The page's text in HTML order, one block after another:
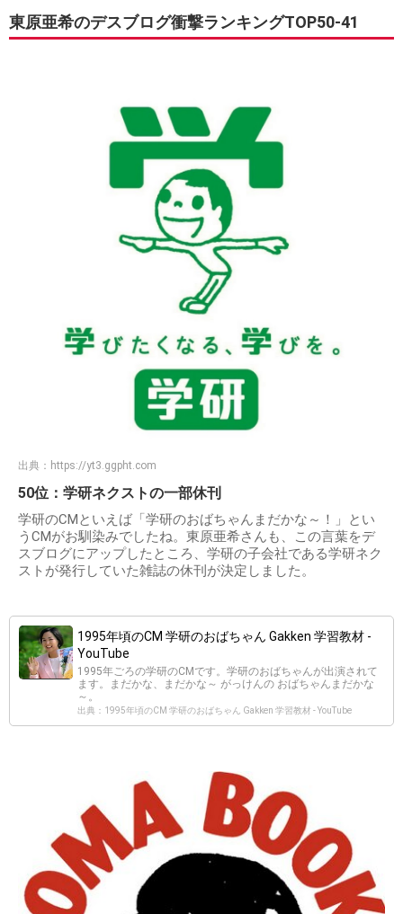
東原亜希のデスブログ衝撃ランキングTOP50-41
出典： https://yt3.ggpht.com
50位：学研ネクストの一部休刊
学研のCMといえば「学研のおばちゃんまだかな～！」とい
うCMがお馴染みでしたね。東原亜希さんも、この言葉をデ
スブログにアップしたところ、学研の子会社である学研ネク
ストが発行していた雑誌の休刊が決定しました。
1995年頃のCM 学研のおばちゃん Gakken 学習教材 -
YouTube
1995年ごろの学研のCMです。学研のおばちゃんが出演されて
ます。まだかな、まだかな～ がっけんの おばちゃんまだかな
～。
出典：1995年頃のCM 学研のおばちゃん Gakken 学習教材 - YouTube